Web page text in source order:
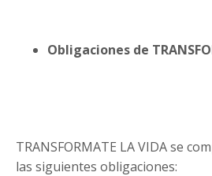
Obligaciones de
TRANSFORMATE LA VIDA se
las siguientes obligaciones: